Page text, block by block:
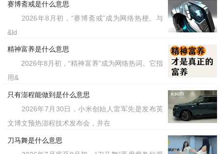
赛博斋戒是什么意思
2026年8月初，“赛博斋戒”成为网络热梗。与
&ld
精神富养是什么意思
2026年8月初，“精神富养”成为网络热词。它指
用&
只有澎程能做到是什么意思
2026年7月30日，小米创始人雷军先是发布英
文博文预热澎程技术发布会，并在
刀马舞是什么意思